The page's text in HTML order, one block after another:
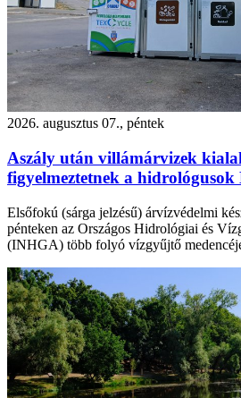
2026. augusztus 07., péntek
Aszály után villámárvizek
figyelmeztetnek a hidrológusok
Elsőfokú (sárga jelzésű) árvízvédelmi
pénteken az Országos Hidrológiai és
(INHGA) több folyó vízgyűjtő